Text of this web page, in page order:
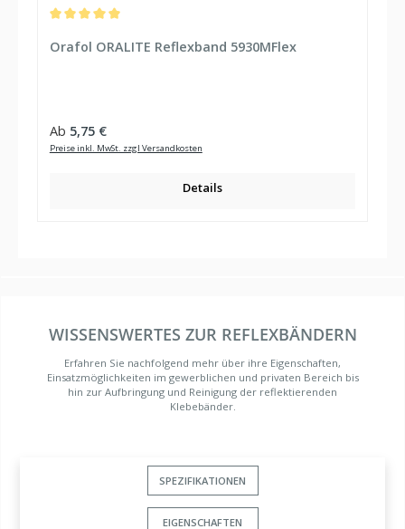
Orafol ORALITE Reflexband 5930MFlex
Regulärer Preis:
Ab 5,75 €
Preise inkl. MwSt. zzgl Versandkosten
Details
WISSENSWERTES ZUR REFLEXBÄNDERN
Erfahren Sie nachfolgend mehr über ihre Eigenschaften,
Einsatzmöglichkeiten im gewerblichen und privaten Bereich bis
hin zur Aufbringung und Reinigung der reflektierenden
Klebebänder.
SPEZIFIKATIONEN
EIGENSCHAFTEN